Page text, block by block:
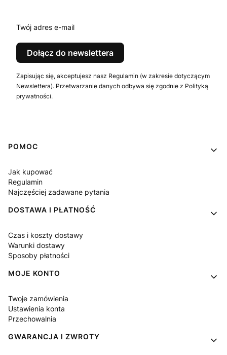
Twój adres e-mail
Dołącz do newslettera
Zapisując się, akceptujesz nasz Regulamin (w zakresie dotyczącym
Newslettera). Przetwarzanie danych odbywa się zgodnie z Polityką
prywatności.
Linki w stopce
POMOC
Jak kupować
Regulamin
Najczęściej zadawane pytania
DOSTAWA I PŁATNOŚĆ
Czas i koszty dostawy
Warunki dostawy
Sposoby płatności
MOJE KONTO
Twoje zamówienia
Ustawienia konta
Przechowalnia
GWARANCJA I ZWROTY